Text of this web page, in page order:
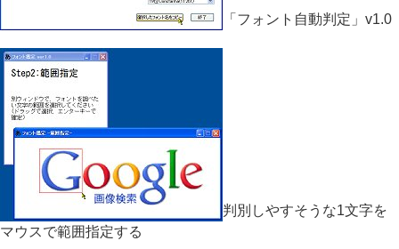
「フォント自動判定」v1.0
判別しやすそうな1文字を
マウスで範囲指定する